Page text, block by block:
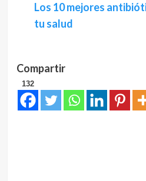
Los 10 mejores
tu salud
Compartir
132